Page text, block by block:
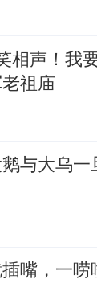
相声！我
祖庙
与大乌
嘴，一唠